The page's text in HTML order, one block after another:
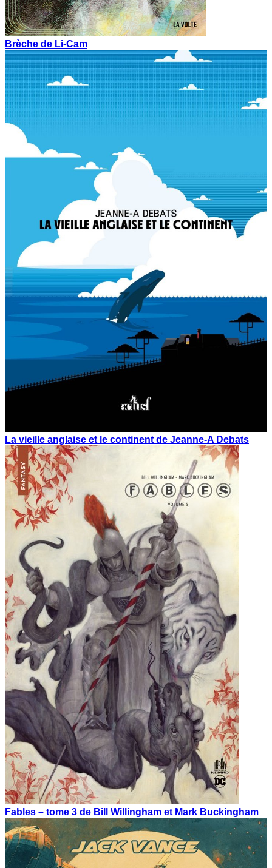
Brèche de Li-Cam
La vieille anglaise et le continent de Jeanne-A Debats
Fables – tome 3 de Bill Willingham et Mark Buckingham